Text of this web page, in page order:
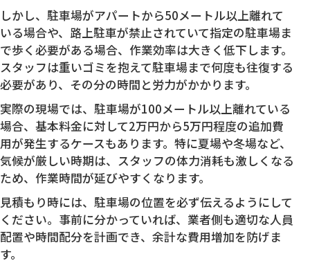
しかし、駐車場がアパートから50メートル以上離れて
いる場合や、路上駐車が禁止されていて指定の駐車場ま
で歩く必要がある場合、作業効率は大きく低下します。
スタッフは重いゴミを抱えて駐車場まで何度も往復する
必要があり、その分の時間と労力がかかります。
実際の現場では、駐車場が100メートル以上離れている
場合、基本料金に対して2万円から5万円程度の追加費
用が発生するケースもあります。特に夏場や冬場など、
気候が厳しい時期は、スタッフの体力消耗も激しくなる
ため、作業時間が延びやすくなります。
見積もり時には、駐車場の位置を必ず伝えるようにして
ください。事前に分かっていれば、業者側も適切な人員
配置や時間配分を計画でき、余計な費用増加を防げま
す。